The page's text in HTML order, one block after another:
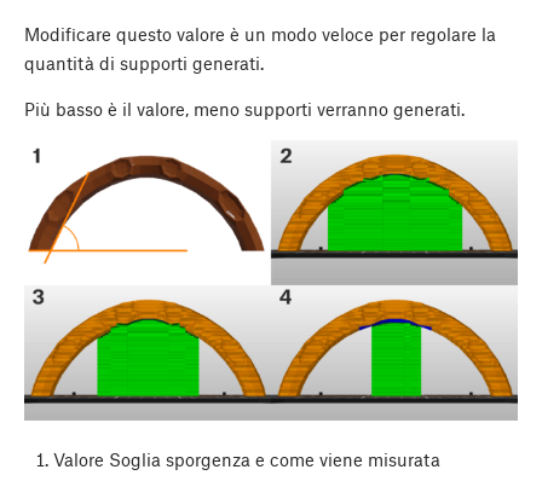
Modificare questo valore è un modo veloce per regolare la
quantità di supporti generati.
Più basso è il valore, meno supporti verranno generati.
Valore Soglia sporgenza e come viene misurata